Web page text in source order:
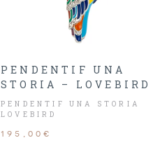
PENDENTIF UNA
STORIA – LOVEBIRD
PENDENTIF UNA STORIA
LOVEBIRD
195,00€